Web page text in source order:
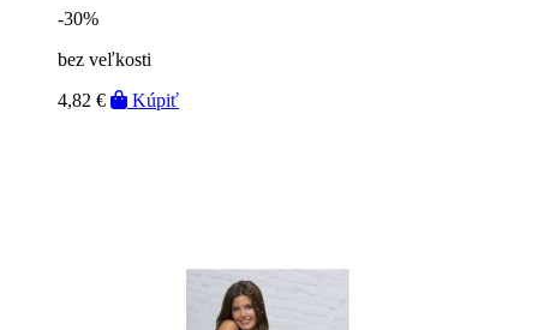
-30%
bez veľkosti
4,82 €
Kúpiť